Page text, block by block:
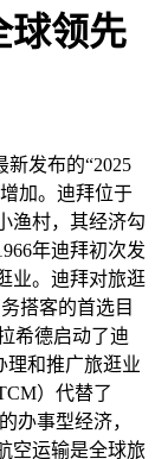
球领先
发布的“2025
加。迪拜位于
渔村，其经济勾
年迪拜初次发
业。迪拜对旅逛
搭客的首选目
希德启动了迪
和推广旅逛业
）代替了
办事型经济，
空运输是全球旅